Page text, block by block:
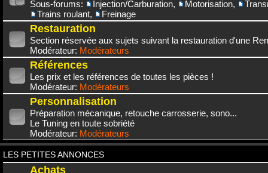
Sous-forums:
Injection/Carburation, Motorisation,
Trains roulant, Freinage
Restauration
Section réservée aux sujets suivant la restauration d'une
Modérateur: Modérateurs
Références
Les prix et les références de toutes les pièces !
Modérateur: Modérateurs
Personnalisation
Préparation mécanique, retouche carrosserie, sono...
Le Tuning en toute sobriété
Modérateur: Modérateurs
LES PETITES ANNONCES
Achats